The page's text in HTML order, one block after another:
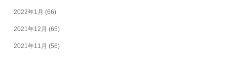
2022年1月 (66)
2021年12月 (65)
2021年11月 (56)